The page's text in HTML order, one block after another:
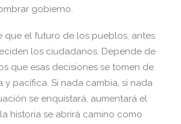
gobierno.
que el futuro de los pueblos, antes
los ciudadanos. Depende de
que esas decisiones se tomen de
y pacífica. Si nada cambia, si nada
se enquistará, aumentará el
historia se abrirá camino como